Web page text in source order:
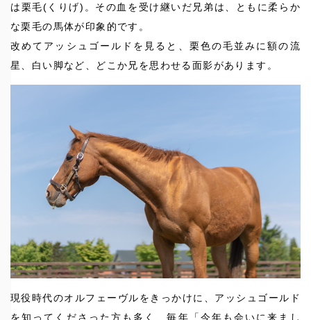
は栗毛(くりげ)。その血を受け継いだ兄弟は、ともに柔らか
な栗毛の馬体が印象的です。
改めてアッシュゴールドを見ると、栗色の毛並みに額の流
星、白い脚など、どこか兄を思わせる面影があります。
現役時代のオルフェーヴルをきっかけに、アッシュゴールド
を知ってくださった方も多く、毎年「今年も会いに来まし